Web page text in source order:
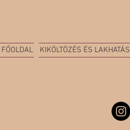
FŐOLDAL KIKÖLTÖZÉS ÉS LAKHATÁS